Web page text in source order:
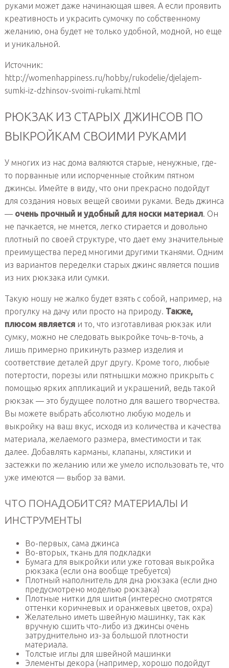
руками может даже начинающая швея. А если проявить
креативность и украсить сумочку по собственному
желанию, она будет не только удобной, модной, но еще
и уникальной.
Источник:
http://womenhappiness.ru/hobby/rukodelie/djelajem-
sumki-iz-dzhinsov-svoimi-rukami.html
РЮКЗАК ИЗ СТАРЫХ ДЖИНСОВ ПО
ВЫКРОЙКАМ СВОИМИ РУКАМИ
У многих из нас дома валяются старые, ненужные, где-
то порванные или испорченные стойким пятном
джинсы. Имейте в виду, что они прекрасно подойдут
для создания новых вещей своими руками. Ведь джинса
— очень прочный и удобный для носки материал. Он
не пачкается, не мнется, легко стирается и довольно
плотный по своей структуре, что дает ему значительные
преимущества перед многими другими тканями. Одним
из вариантов переделки старых джинс является пошив
из них рюкзака или сумки.
Такую ношу не жалко будет взять с собой, например, на
прогулку на дачу или просто на природу. Также,
плюсом являетсяи то, что изготавливая рюкзак или
сумку, можно не следовать выкройке точь-в-точь, а
лишь примерно прикинуть размер изделия и
соответствие деталей друг другу. Кроме того, любые
потертости, порезы или пятнышки можно прикрыть с
помощью ярких аппликаций и украшений, ведь такой
рюкзак — это будущее полотно для вашего творчества.
Вы можете выбрать абсолютно любую модель и
выкройку на ваш вкус, исходя из количества и качества
материала, желаемого размера, вместимости и так
далее. Добавлять карманы, клапаны, хлястики и
застежки по желанию или же умело использовать те, что
уже имеются — выбор за вами.
ЧТО ПОНАДОБИТСЯ? МАТЕРИАЛЫ И
ИНСТРУМЕНТЫ
Во-первых, сама джинса
Во-вторых, ткань для подкладки
Бумага для выкройки или уже готовая выкройка
рюкзака (если она вообще требуется)
Плотный наполнитель для дна рюкзака (если дно
предусмотрено моделью рюкзака)
Плотные нитки для шитья (интересно смотрятся
оттенки коричневых и оранжевых цветов, охра)
Желательно иметь швейную машинку, так как
вручную сшить что-либо из джинсы очень
затруднительно из-за большой плотности
материала.
Толстые иглы для швейной машинки
Элементы декора (например, хорошо подойдут